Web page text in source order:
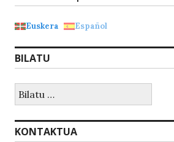
p
p
o
o
k
Euskera Español
BILATU
KONTAKTUA